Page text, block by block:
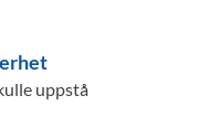
uppstå